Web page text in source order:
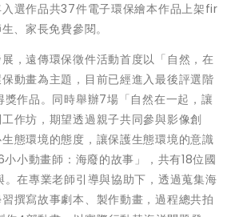
選作品共37件電子環保繪本作品上架fir
、家長免費參閱。
，遠傳環保徵件活動首度以「自然，在
動畫為主題，目前已經進入最後評選階
作品。同時舉辦7場「自然在一起，讓
作坊，期望透過親子共同參與影像創
態環境的態度，讓保護生態環境的意識
小動畫師：海廢的故事」，共有18位國
在專業老師引導與協助下，透過蒐集海
撰寫故事劇本、製作動畫，過程總共拍